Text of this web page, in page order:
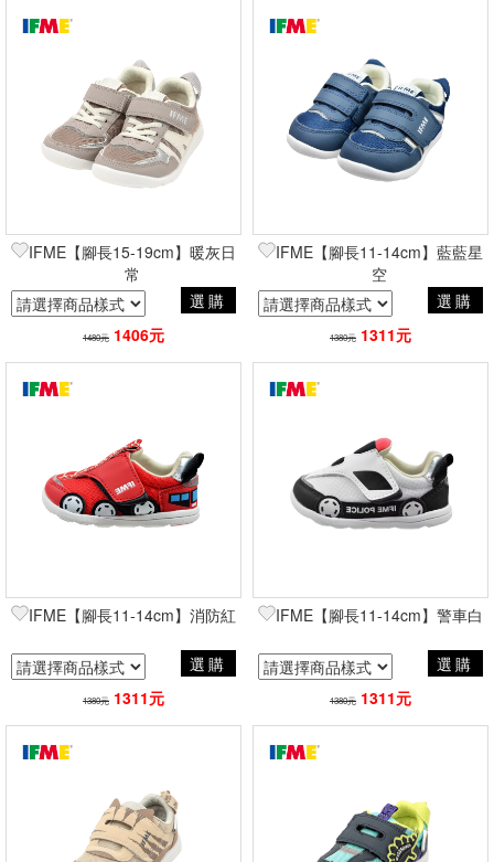
IFME【腳長15-19cm】暖灰日
常
選購
1480元 1406元
IFME【腳長11-14cm】藍藍星
空
選購
1380元 1311元
IFME【腳長11-14cm】消防紅
選購
1380元 1311元
IFME【腳長11-14cm】警車白
選購
1380元 1311元